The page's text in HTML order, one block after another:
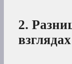
2.
взглядах